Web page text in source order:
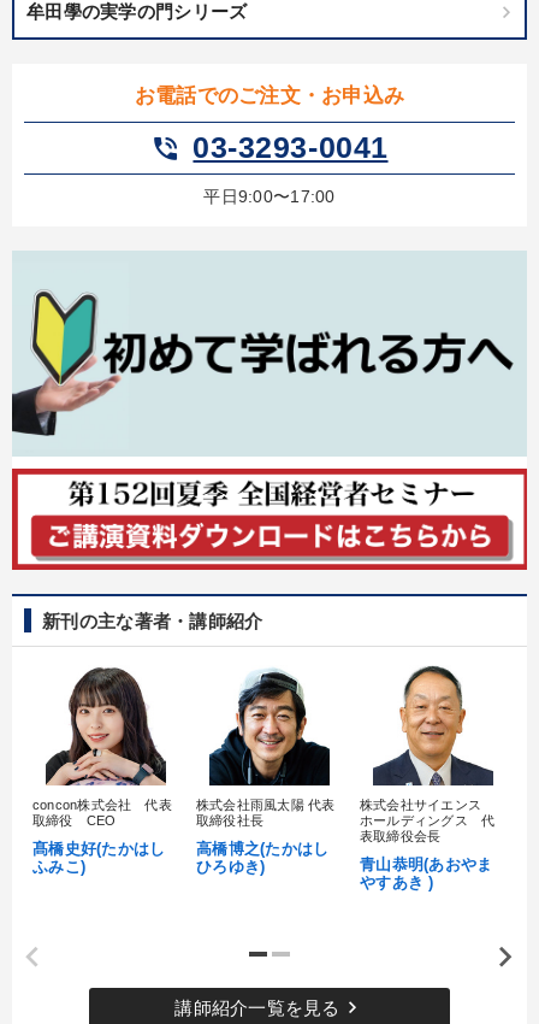
牟田學の実学の門シリーズ
お電話でのご注文・お申込み
phone_in_talk 03-3293-0041
平日9:00〜17:00
新刊の主な著者・講師紹介
concon株式会社 代表
取締役 CEO
髙橋史好(たかはし
ふみこ)
株式会社雨風太陽 代表
取締役社長
高橋博之(たかはし
ひろゆき)
株式会社サイエンス
ホールディングス 代
表取締役会長
青山恭明(あおやま
やすあき )
講師紹介一覧を見る keyboard_arrow_right